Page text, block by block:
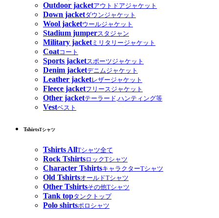
Outdoor jacketアウトドアジャケット
Down jacketダウンジャケット
Wool jacketウールジャケット
Stadium jumperスタジャン
Military jacketミリタリージャケット
Coatコート
Sports jacketスポーツジャケット
Denim jacketデニムジャケット
Leather jacketレザージャケット
Fleece jacketフリースジャケット
Other jacketテーラード,ハンティング等
Vestベスト
TshirtsTシャツ
Tshirts AllTシャツ全て
Rock TshirtsロックTシャツ
Character TshirtsキャラクターTシャツ
Old TshirtsオールドTシャツ
Other Tshirtsその他Tシャツ
Tank topタンクトップ
Polo shirtsポロシャツ